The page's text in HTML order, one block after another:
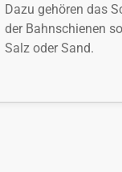
Dazu gehören das
der Bahnschienen
Salz oder Sand.